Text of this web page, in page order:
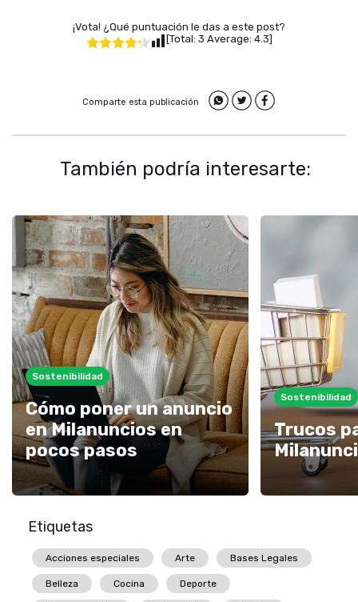
¡Vota! ¿Qué puntuación le das a este post?
[Total: 3 Average: 4.3]
Comparte esta publicación
También podría interesarte:
Sostenibilidad
Cómo poner un anuncio
en Milanuncios en
pocos pasos
Sostenibilidad
Trucos
Etiquetas
Acciones especiales Arte Bases Legales
Belleza Cocina Deporte